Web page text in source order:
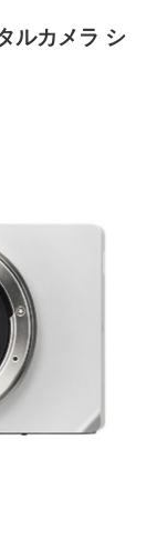
ルカメラ シ